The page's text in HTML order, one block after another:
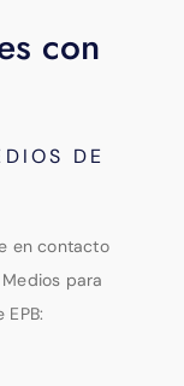
con
DE
en contacto
para